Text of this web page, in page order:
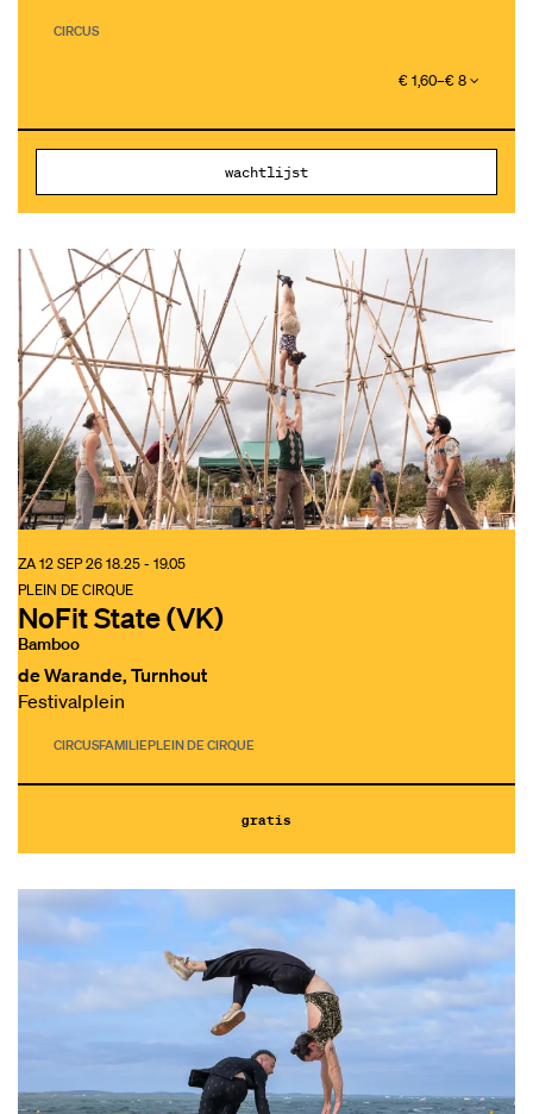
CIRCUS
€ 1,60–€ 8
wachtlijst
NoFit State (VK)
Bamboo
PLEIN DE CIRQUE
ZA 12 SEP 2618.25 - 19.05
de Warande, Turnhout
Festivalplein
CIRCUSFAMILIEPLEIN DE CIRQUE
gratis